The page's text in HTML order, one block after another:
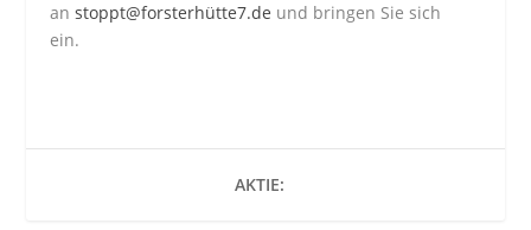
anstoppt@forsterhütte7.de und bringen Sie sich
ein.
AKTIE: